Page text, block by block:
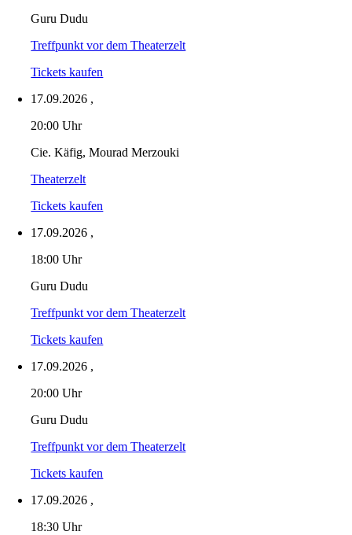
Guru Dudu
Treffpunkt vor dem Theaterzelt
Tickets kaufen
17.09.2026 ,
20:00 Uhr
Cie. Käfig, Mourad Merzouki
Theaterzelt
Tickets kaufen
17.09.2026 ,
18:00 Uhr
Guru Dudu
Treffpunkt vor dem Theaterzelt
Tickets kaufen
17.09.2026 ,
20:00 Uhr
Guru Dudu
Treffpunkt vor dem Theaterzelt
Tickets kaufen
17.09.2026 ,
18:30 Uhr